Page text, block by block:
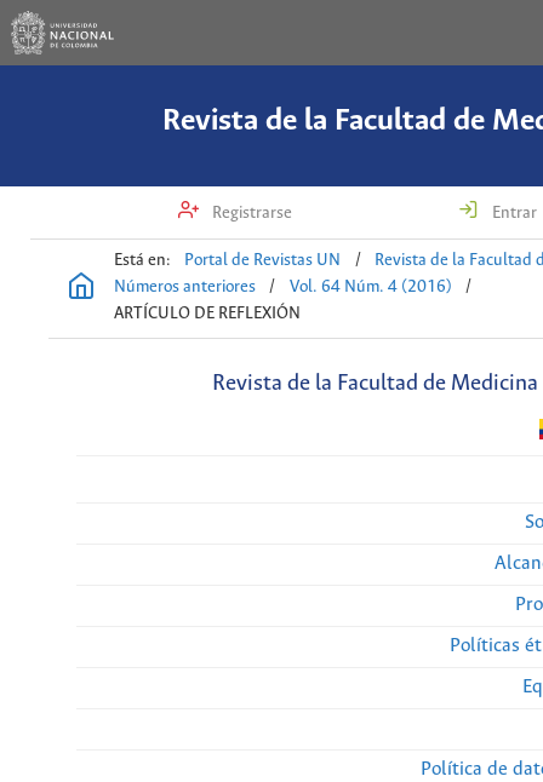
Revista de la Facultad de
Registrarse Entrar
Está en: Portal de Revistas UN /
Revista de la Facultad
Números anteriores
/ Vol. 64 Núm. 4 (2016)
/
ARTÍCULO DE REFLEXIÓN
Revista de la Facultad de Medicina
Políticas
Política de